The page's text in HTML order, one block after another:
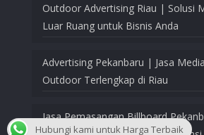
Outdoor Advertising Riau | Solusi
Luar Ruang untuk Bisnis Anda
Advertising Pekanbaru | Jasa
Outdoor Terlengkap di Riau
Jasa Pemasangan Billboard
Hubungi kami untuk Harga Terbaik